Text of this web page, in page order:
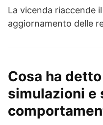
La vicenda riaccende
aggiornamento delle
Cosa ha
simulazioni e